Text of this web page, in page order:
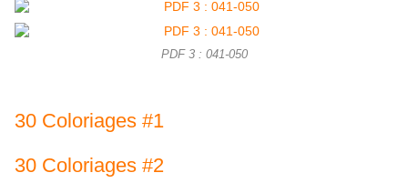
PDF 3 : 041-050
30 Coloriages #1
30 Coloriages #2